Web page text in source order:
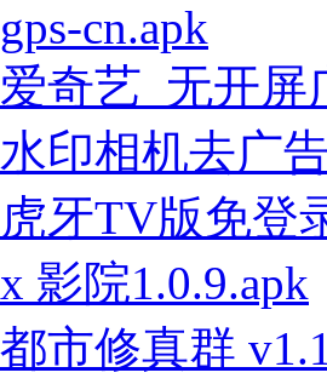
gps-cn.apk
爱奇艺_无开屏
水印相机去广
虎牙TV版免登
x 影院1.0.9.apk
都市修真群